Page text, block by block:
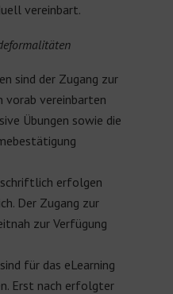
vereinbart.
sind der Zugang zur
vereinbarten
Übungen sowie die
schriftlich erfolgen
Der Zugang zur
zur Verfügung
für das eLearning
Erst nach erfolgter